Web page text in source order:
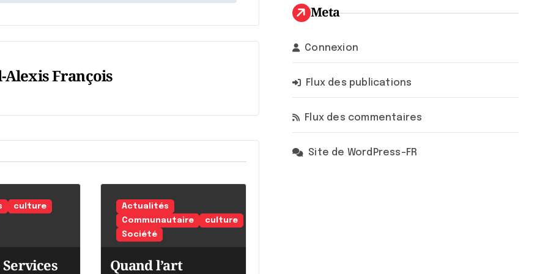
Alexis François
culture
Services
Actualités
Communautaire
culture
Société
Quand l’art
Meta
Connexion
Flux des publications
Flux des commentaires
Site de WordPress-FR